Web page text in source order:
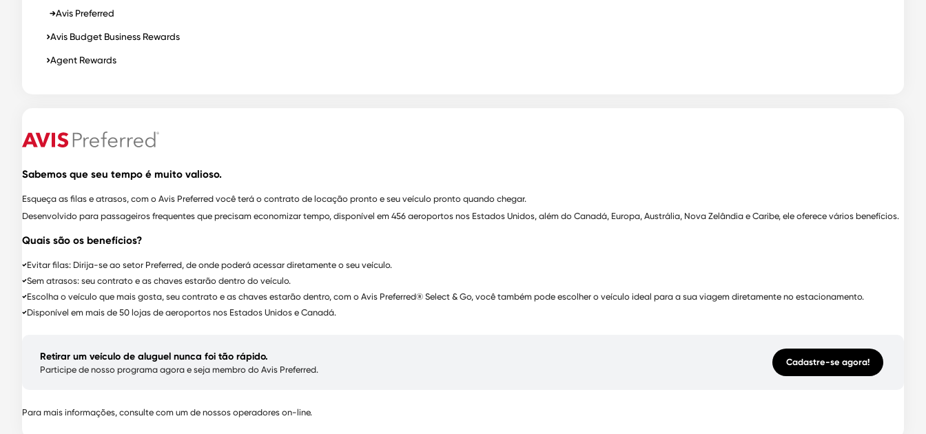
Sabemos que seu tempo é muito valioso.
Esqueça as filas e atrasos, com o Avis Preferred você terá o contrato de locação pronto e seu veículo pronto quando chegar.
Desenvolvido para passageiros frequentes que precisam economizar tempo, disponível em 456 aeroportos nos Estados Unidos, além do Canadá, Europa, Austrália, Nova Zelândia e Caribe, ele oferece vários benefícios.
Quais são os benefícios?
Evitar filas: Dirija-se ao setor Preferred, de onde poderá acessar diretamente o seu veículo.
Sem atrasos: seu contrato e as chaves estarão dentro do veículo.
Escolha o veículo que mais gosta, seu contrato e as chaves estarão dentro, com o Avis Preferred® Select & Go, você também pode escolher o veículo ideal para a sua viagem diretamente no estacionamento.
Disponível em mais de 50 lojas de aeroportos nos Estados Unidos e Canadá.
Retirar um veículo de aluguel nunca foi tão rápido.
Participe de nosso programa agora e seja membro do Avis Preferred.
Cadastre-se agora!
Para mais informações, consulte com um de nossos operadores on-line.
Avis Preferred
Avis Budget Business Rewards
Agent Rewards